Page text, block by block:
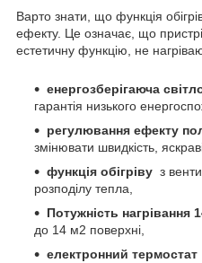
енергозберігаюча
гарантія низького
регулювання ефекту
змінювати швидкість,
функція обігріву з
розподілу тепла,
Потужність нагрівання
до 14 м2 поверхні,
електронний термостат
Варто знати, що функція
ефекту. Це означає, що
естетичну функцію, не